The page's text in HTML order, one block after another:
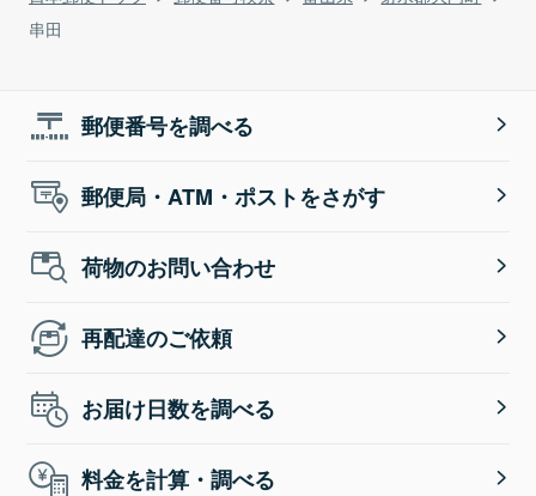
串田
郵便番号を調べる
郵便局・ATM・ポストをさがす
荷物のお問い合わせ
再配達のご依頼
お届け日数を調べる
料金を計算・調べる